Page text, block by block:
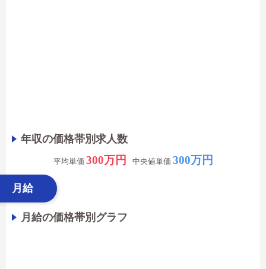
年収の価格帯別求人数
平均単価 300万円 中央値単価 300万円
月給
月給の価格帯別グラフ